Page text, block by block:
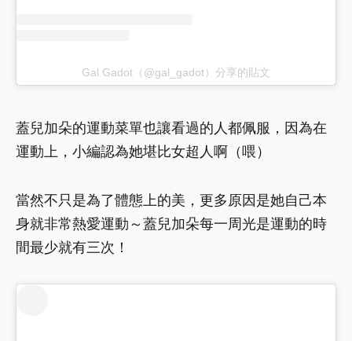
Gal Gadot（@gal_gadot）分享的貼文
蓋兒加朵的運動菜單也讓看過的人都佩服，因為在
運動上，小編認為她堪比女超人啊（喂）
當然不只是為了體態上的美，更多原因是她自己本
身就非常熱愛運動～蓋兒加朵每一周光是運動的時
間最少就有三次！